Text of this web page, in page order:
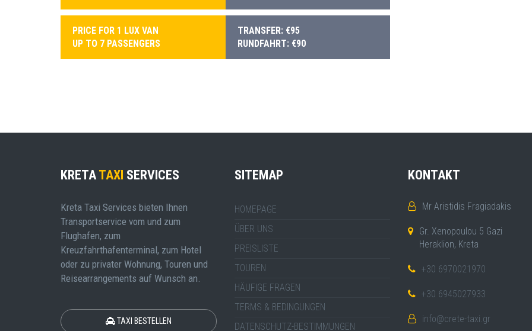
PRICE FOR 1 LUX VAN
UP TO 7 PASSENGERS
TRANSFER: €95
RUNDFAHRT: €90
KRETA TAXI SERVICES
Kreta Taxi Services bieten Ihnen
Transportservice vom und zum
Flughafen, zum
Kreuzfahrthafenterminal, zum Hotel
oder zu privater Wohnung, Touren und
Reisearrangements auf Wunsch an.
TAXI BESTELLEN
SITEMAP
HOMEPAGE
ÜBER UNS
PREISLISTE
TOUREN
HÄUFIGE FRAGEN
TERMS & BEDINGUNGEN
DATENSCHUTZ-BESTIMMUNGEN
KONTAKT
Mr Aristidis Fragiadakis
Gr. Xenopoulou 5 Gazi
Heraklion, Kreta
+30 6970021970
+30 6945027933
info@crete-taxi.gr